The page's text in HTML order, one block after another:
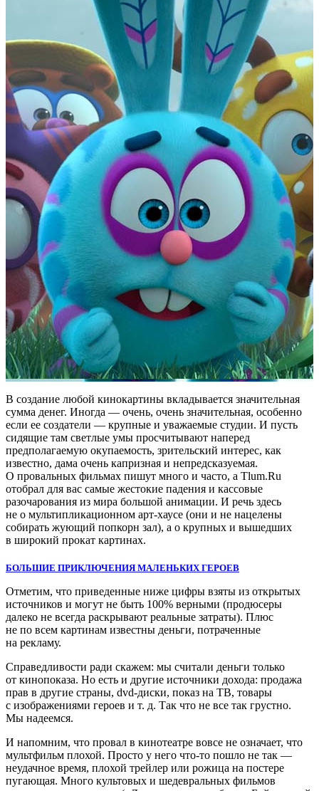
В создание любой кинокартины вкладывается значительная
сумма денег. Иногда — очень, очень значительная, особенно
если ее создатели — крупные и уважаемые студии. И пусть
сидящие там светлые умы просчитывают наперед
предполагаемую окупаемость, зрительский интерес, как
известно, дама очень капризная и непредсказуемая.
О провальных фильмах пишут много и часто, а Tlum.Ru
отобрал для вас самые жестокие падения и кассовые
разочарования из мира большой анимации. И речь здесь
не о мультипликационном арт-хаусе (они и не нацелены
собирать жующий попкорн зал), а о крупных и вышедших
в широкий прокат картинах.
БОЛЬШИЕ ПРИКЛЮЧЕНИЯ МАЛЕНЬКИХ ГЕРОЕВ
Отметим, что приведенные ниже цифры взяты из открытых
источников и могут не быть 100% верными (продюсеры
далеко не всегда раскрывают реальные затраты). Плюс
не по всем картинам известны деньги, потраченные
на рекламу.
Справедливости ради скажем: мы считали деньги только
от кинопоказа. Но есть и другие источники дохода: продажа
прав в другие страны, dvd-диски, показ на ТВ, товары
с изображениями героев и т. д. Так что не все так грустно.
Мы надеемся.
И напомним, что провал в кинотеатре вовсе не означает, что
мультфильм плохой. Просто у него что-то пошло не так —
неудачное время, плохой трейлер или рожица на постере
пугающая. Много культовых и шедевральных фильмов